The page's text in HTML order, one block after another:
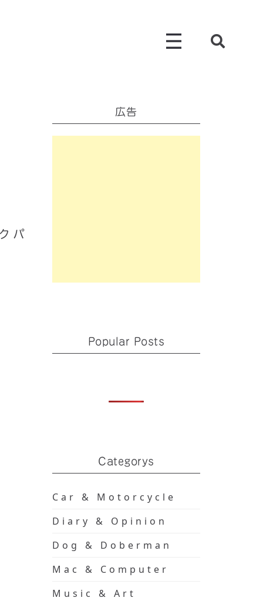
パ
広告
Popular Posts
Categorys
Car & Motorcycle
Diary & Opinion
Dog & Doberman
Mac & Computer
Music & Art